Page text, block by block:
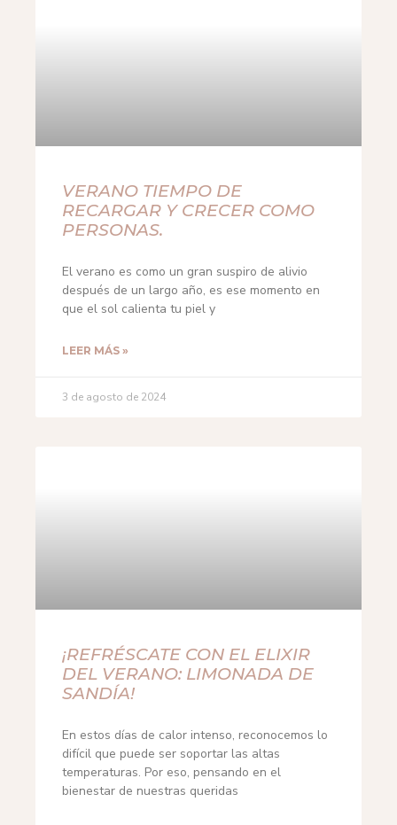
VERANO TIEMPO DE
RECARGAR Y CRECER COMO
PERSONAS.
El verano es como un gran suspiro de alivio
después de un largo año, es ese momento en
que el sol calienta tu piel y
LEER MÁS »
3 de agosto de 2024
¡REFRÉSCATE CON EL ELIXIR
DEL VERANO: LIMONADA DE
SANDÍA!
En estos días de calor intenso, reconocemos lo
difícil que puede ser soportar las altas
temperaturas. Por eso, pensando en el
bienestar de nuestras queridas